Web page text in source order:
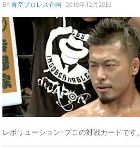
BY 青空プロレス企画 · 2019年12月20日
レボリューション･プロの対戦カードです。